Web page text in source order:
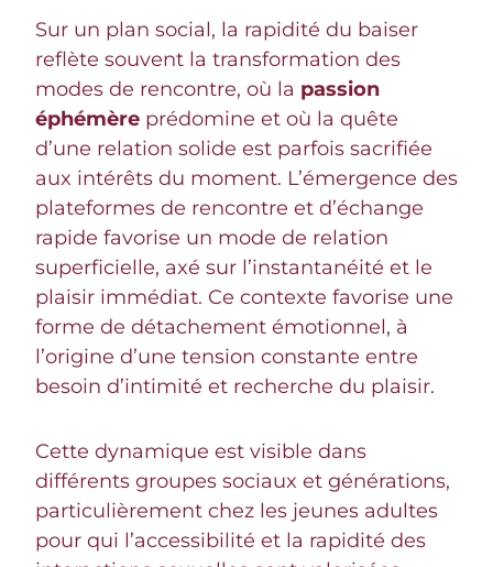
Sur un plan social, la rapidité du baiser
reflète souvent la transformation des
modes de rencontre, où la passion
éphémère prédomine et où la quête
d’une relation solide est parfois sacrifiée
aux intérêts du moment. L’émergence des
plateformes de rencontre et d’échange
rapide favorise un mode de relation
superficielle, axé sur l’instantanéité et le
plaisir immédiat. Ce contexte favorise une
forme de détachement émotionnel, à
l’origine d’une tension constante entre
besoin d’intimité et recherche du plaisir.
Cette dynamique est visible dans
différents groupes sociaux et générations,
particulièrement chez les jeunes adultes
pour qui l’accessibilité et la rapidité des